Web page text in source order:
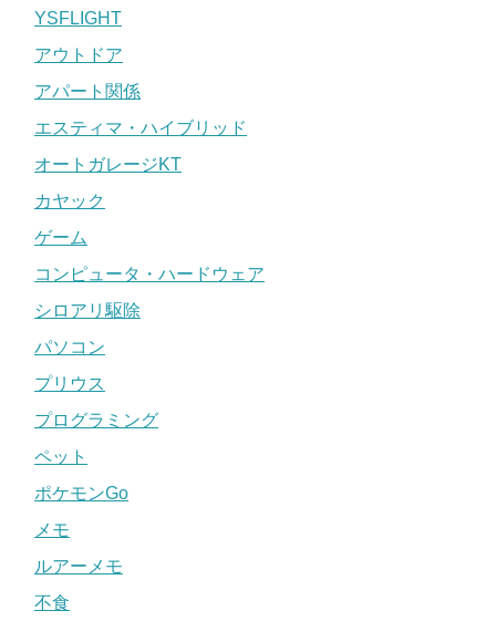
YSFLIGHT
アウトドア
アパート関係
エスティマ・ハイブリッド
オートガレージKT
カヤック
ゲーム
コンピュータ・ハードウェア
シロアリ駆除
パソコン
プリウス
プログラミング
ペット
ポケモンGo
メモ
ルアーメモ
不食